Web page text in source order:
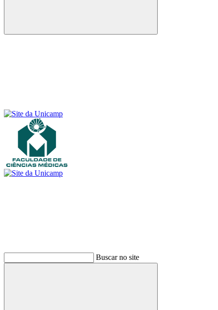
Buscar
Buscar no site